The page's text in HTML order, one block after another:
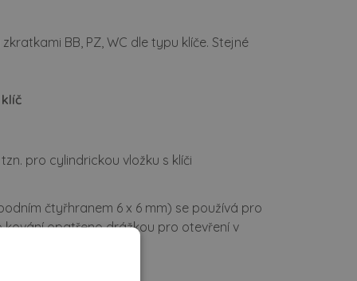
BB, PZ, WC dle typu klíče. Stejné
pro cylindrickou vložku s klíči
čtyřhranem 6 x 6 mm) se používá pro
opatřeno drážkou pro otevření v